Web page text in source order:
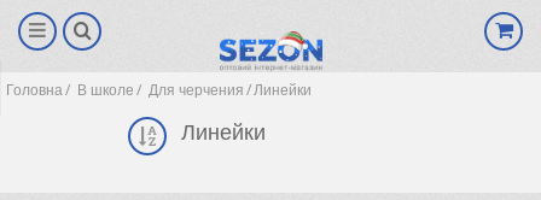
Головна В школе Для черчения Линейки
Линейки